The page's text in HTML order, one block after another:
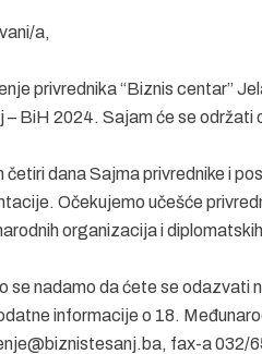
a,
privrednika “Biznis centar”
– BiH 2024. Sajam će se
četiri dana Sajma privrednike i
Očekujemo učešće
organizacija i
se nadamo da ćete se odazvati
informacije o 18.
fax-a 032/